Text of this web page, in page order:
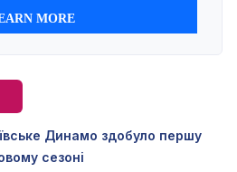
Динамо здобуло першу
сезоні